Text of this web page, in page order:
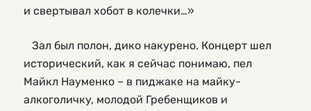
и свертывал хобот в колечки…»
Зал был полон, дико накурено. Концерт шел
исторический, как я сейчас понимаю, пел
Майкл Науменко – в пиджаке на майку-
алкоголичку, молодой Гребенщиков и